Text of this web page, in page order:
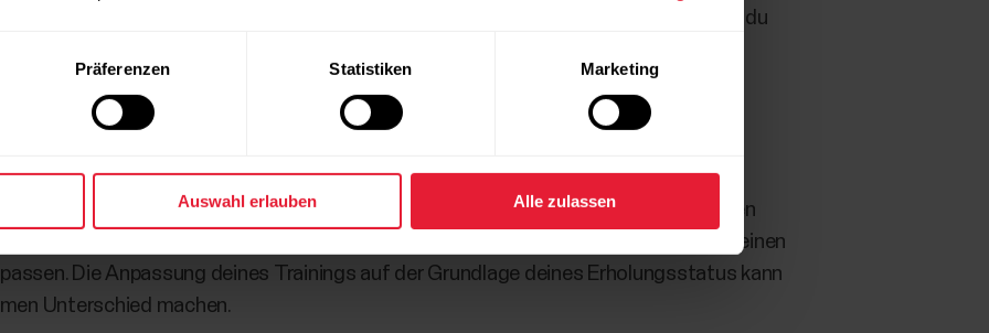
Präferenzen Statistiken Marketing
Auswahl erlauben Alle zulassen
du ein Cardio-Training mit hoher Intensität planst. Neben deiner Uhr benötigst du
ist Recovery Pro möglicherweise die beste Wahl für dich. Deine Ziele zu erreichen
bedingt die regelmäßige Bewertung deiner Tagesform und die Möglichkeit, deinen
Die Anpassung deines Trainings auf der Grundlage deines Erholungsstatus kann
Unterschied machen.